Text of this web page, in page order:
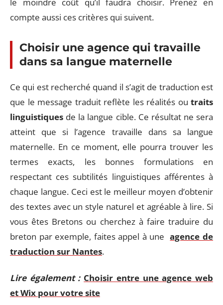
compte aussi ces critères qui suivent.
Choisir une agence qui travaille
dans sa langue maternelle
Ce qui est recherché quand il s’agit de traduction est
que le message traduit reflète les réalités ou traits
linguistiques de la langue cible. Ce résultat ne sera
atteint que si l’agence travaille dans sa langue
maternelle. En ce moment, elle pourra trouver les
termes exacts, les bonnes formulations en
respectant ces subtilités linguistiques afférentes à
chaque langue. Ceci est le meilleur moyen d’obtenir
des textes avec un style naturel et agréable à lire. Si
vous êtes Bretons ou cherchez à faire traduire du
breton par exemple, faites appel à uneagence de
traduction sur Nantes.
Lire également : Choisir entre une agence web
et Wix pour votre site